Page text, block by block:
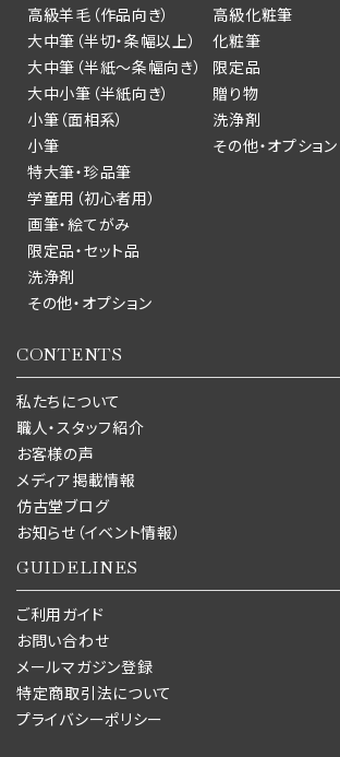
高級羊毛（作品向き）
大中筆（半切・条幅以上）
大中筆（半紙～条幅向き）
大中小筆（半紙向き）
小筆（面相系）
小筆
特大筆・珍品筆
学童用（初心者用）
画筆・絵てがみ
限定品・セット品
洗浄剤
その他・オプション
高級化粧筆
化粧筆
限定品
贈り物
洗浄剤
その他・オプション
CONTENTS
私たちについて
職人・スタッフ紹介
お客様の声
メディア掲載情報
仿古堂ブログ
お知らせ（イベント情報）
GUIDELINES
ご利用ガイド
お問い合わせ
メールマガジン登録
特定商取引法について
プライバシーポリシー